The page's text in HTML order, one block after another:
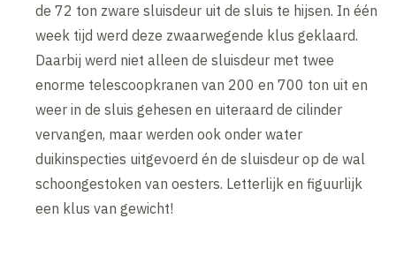
de 72 ton zware sluisdeur uit de sluis te hijsen. In één
week tijd werd deze zwaarwegende klus geklaard.
Daarbij werd niet alleen de sluisdeur met twee
enorme telescoopkranen van 200 en 700 ton uit en
weer in de sluis gehesen en uiteraard de cilinder
vervangen, maar werden ook onder water
duikinspecties uitgevoerd én de sluisdeur op de wal
schoongestoken van oesters. Letterlijk en figuurlijk
een klus van gewicht!